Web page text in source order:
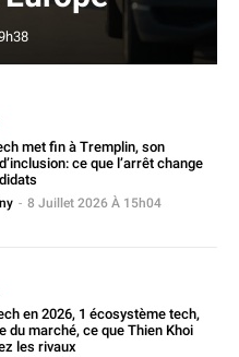
met fin à Tremplin, son
ce que l’arrêt change
- 8 Juillet 2026 À 15h04
en 2026, 1 écosystème tech,
du marché, ce que Thien Khoi
les rivaux